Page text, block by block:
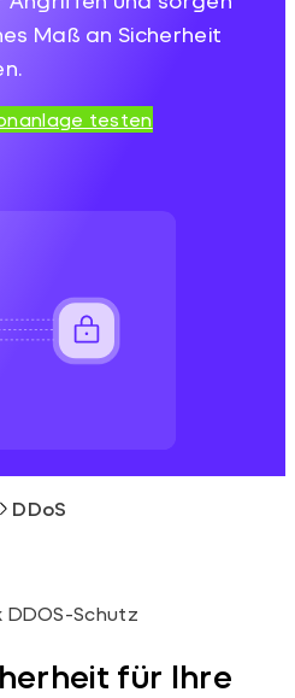
Maß an Sicherheit
testen
DDoS
DDOS-Schutz
für Ihre